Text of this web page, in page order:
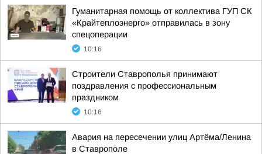
Гуманитарная помощь от коллектива ГУП СК
«Крайтеплоэнерго» отправилась в зону
спецоперации
10:16
Строители Ставрополья принимают
поздравления с профессиональным
праздником
10:16
Авария на пересечении улиц Артёма/Ленина
в Ставрополе